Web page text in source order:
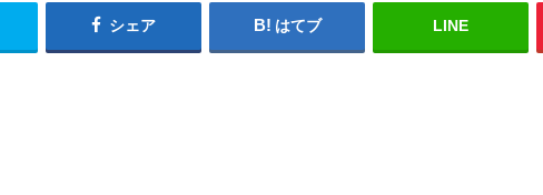
シェア はてブ LINE